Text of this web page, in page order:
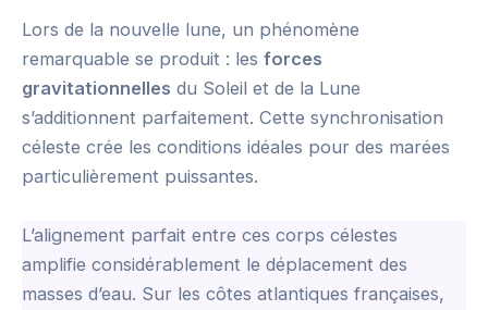
Lors de la nouvelle lune, un phénomène
remarquable se produit : les forces
gravitationnelles du Soleil et de la Lune
s’additionnent parfaitement. Cette synchronisation
céleste crée les conditions idéales pour des marées
particulièrement puissantes.
L’alignement parfait entre ces corps célestes
amplifie considérablement le déplacement des
masses d’eau. Sur les côtes atlantiques françaises,